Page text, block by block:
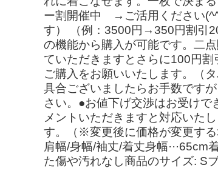
ー割開催中 →ご活用ください
す） （例：3500円→350円割引
の機能から購入が可能です。二
ていただきますとさらに100円
ご購入をお願いいたします。（
具合ございましたらお手数です
さい。●お値下げ交渉はお受け
メントいただきますと対応いた
す。（※変更後に価格が変更す
肩幅/身幅/袖丈/着丈身幅
た傷や汚れなし商品のサイズ: S